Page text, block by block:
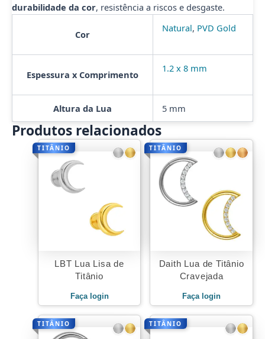
durabilidade da cor, resistência a riscos e desgaste.
Cor
Natural, PVD Gold
Espessura x Comprimento
1.2 x 8 mm
Altura da Lua 5 mm
Produtos relacionados
TITÂNIO
LBT Lua Lisa de
Titânio
Faça login
TITÂNIO
Daith Lua de Titânio
Cravejada
Faça login
TITÂNIO TITÂNIO